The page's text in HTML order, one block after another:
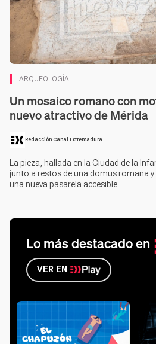
ARQUEOLOGÍA
Un mosaico romano con
nuevo atractivo de Mérida
Redacción Canal Extremadura
La pieza, hallada en la Ciudad de la
junto a restos de una domus romana
una nueva pasarela accesible
Lo más destacado en
VER EN